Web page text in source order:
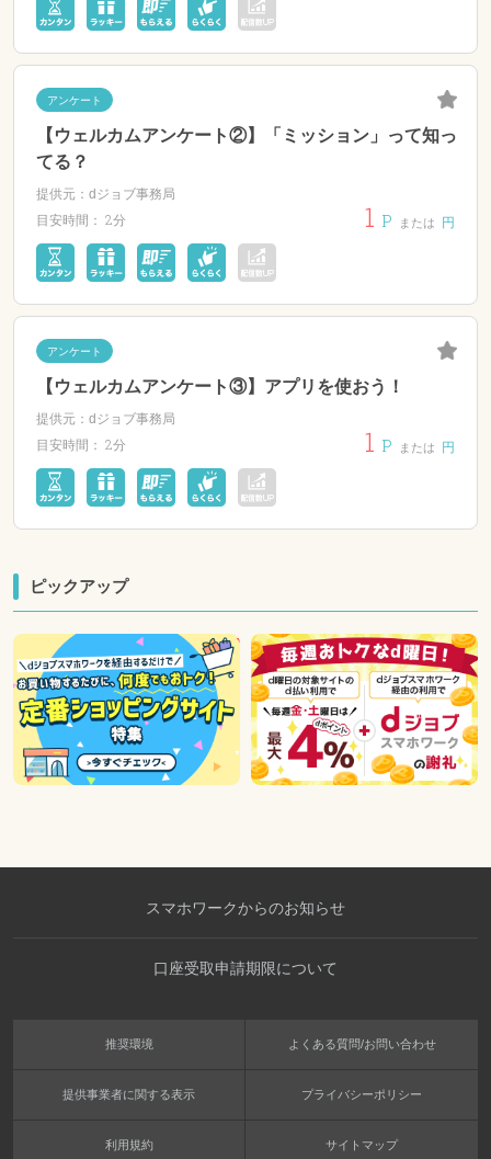
アンケート
【ウェルカムアンケート②】「ミッション」って知っ
てる？
提供元：dジョブ事務局
目安時間： 2分 1 P または 円
アンケート
【ウェルカムアンケート③】アプリを使おう！
提供元：dジョブ事務局
目安時間： 2分 1 P または 円
ピックアップ
スマホワークからのお知らせ
口座受取申請期限について
推奨環境 よくある質問/お問い合わせ
提供事業者に関する表示 プライバシーポリシー
利用規約 サイトマップ